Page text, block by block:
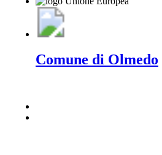
Comune di Olmedo